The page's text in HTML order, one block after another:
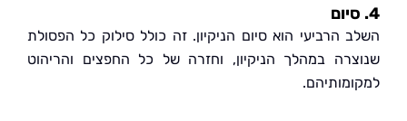
הרביעי הוא סיום הניקיון. זה כולל סילוק כל הפסולת
במהלך הניקיון, וחזרה של כל החפצים והריהוט